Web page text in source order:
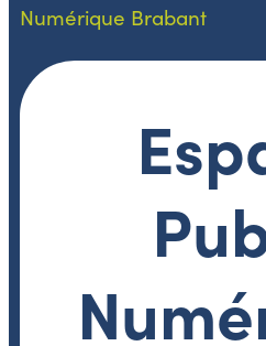
Numérique Brabant